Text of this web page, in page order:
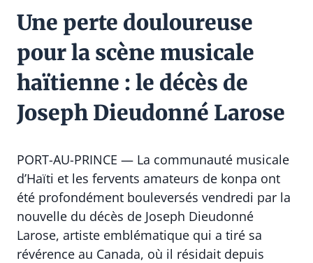
Une perte douloureuse
pour la scène musicale
haïtienne : le décès de
Joseph Dieudonné Larose
PORT-AU-PRINCE — La communauté musicale
d’Haïti et les fervents amateurs de konpa ont
été profondément bouleversés vendredi par la
nouvelle du décès de Joseph Dieudonné
Larose, artiste emblématique qui a tiré sa
révérence au Canada, où il résidait depuis